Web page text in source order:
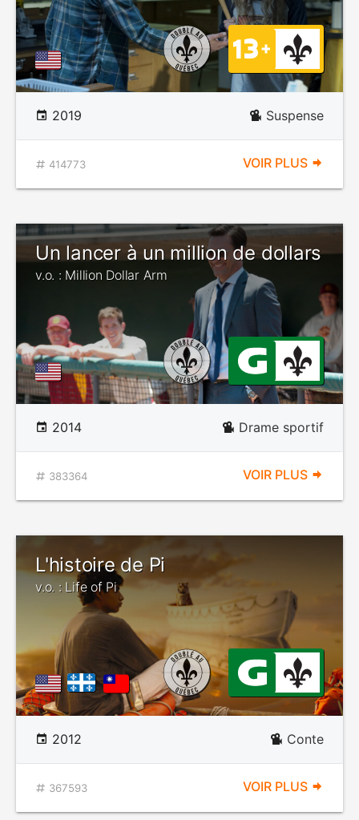
2019 Suspense
414773 VOIR PLUS
Un lancer à un million de dollars
v.o. : Million Dollar Arm
2014 Drame sportif
383364 VOIR PLUS
L'histoire de Pi
v.o. : Life of Pi
2012 Conte
367593 VOIR PLUS